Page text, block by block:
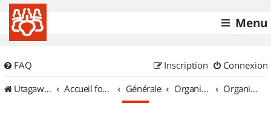
Menu
FAQ Connexion
Inscription
UtagawaVTT (Randos VTT et VTTAE avec traces GPS)
Accueil forum Générale Organisation de sorties & Recherche de partenaires Organisation de sorties au Luxembourg